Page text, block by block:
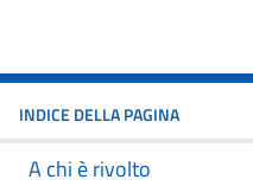
INDICE DELLA PAGINA
A chi è rivolto